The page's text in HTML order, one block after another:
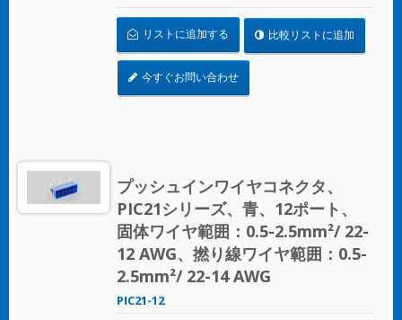
定は簡単で、コンパクトなサイズは狭いスペー
スにシームレスにフィットします。照明設置、
プレファブリケート配線システム、分岐回路配
線など、さまざまな用途に最適です。 複雑なね
じれにさよならを告げましょう – コンパクトで
う – HUA WEIのプッシュインワイヤコネクタを
選んでください。 UL 486Cの基準に準拠してく
ださい。
リストに追加する 比較リストに追加
今すぐお問い合わせ
プッシュインワイヤコネクタ、
PIC21シリーズ、青、12ポート、
固体ワイヤ範囲：0.5-2.5mm²/ 22-
12 AWG、撚り線ワイヤ範囲：0.5-
2.5mm²/ 22-14 AWG
PIC21-12